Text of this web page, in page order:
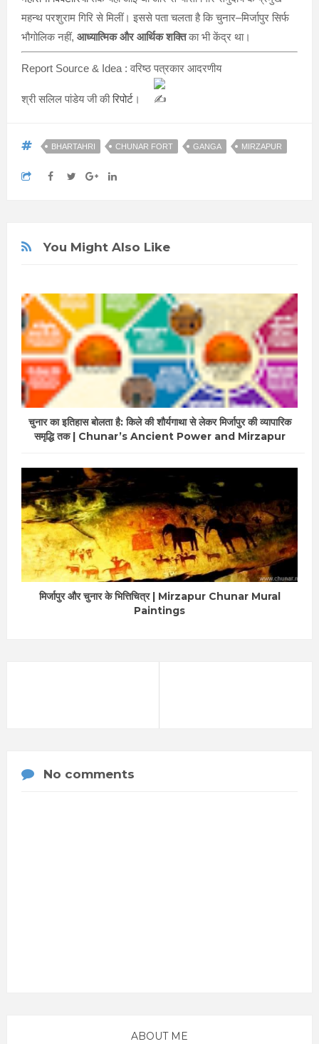
महन्थ परशुराम गिरि से मिलीं। इससे पता चलता है कि चुनार–मिर्जापुर सिर्फ
भौगोलिक नहीं, आध्यात्मिक और आर्थिक शक्तिका भी केंद्र था।
Report Source & Idea : वरिष्ठ पत्रकार आदरणीय
श्री सलिल पांडेय जी कीरिपोर्ट।
BHARTAHRI CHUNAR FORT GANGA MIRZAPUR
You Might Also Like
चुनार का इतिहास बोलता है: किले की शौर्यगाथा से लेकर मिर्जापुर की व्यापारिक
समृद्धि तक | Chunar’s Ancient Power and Mirzapur
मिर्जापुर और चुनार के भित्तिचित्र | Mirzapur Chunar Mural
Paintings
No comments
ABOUT ME